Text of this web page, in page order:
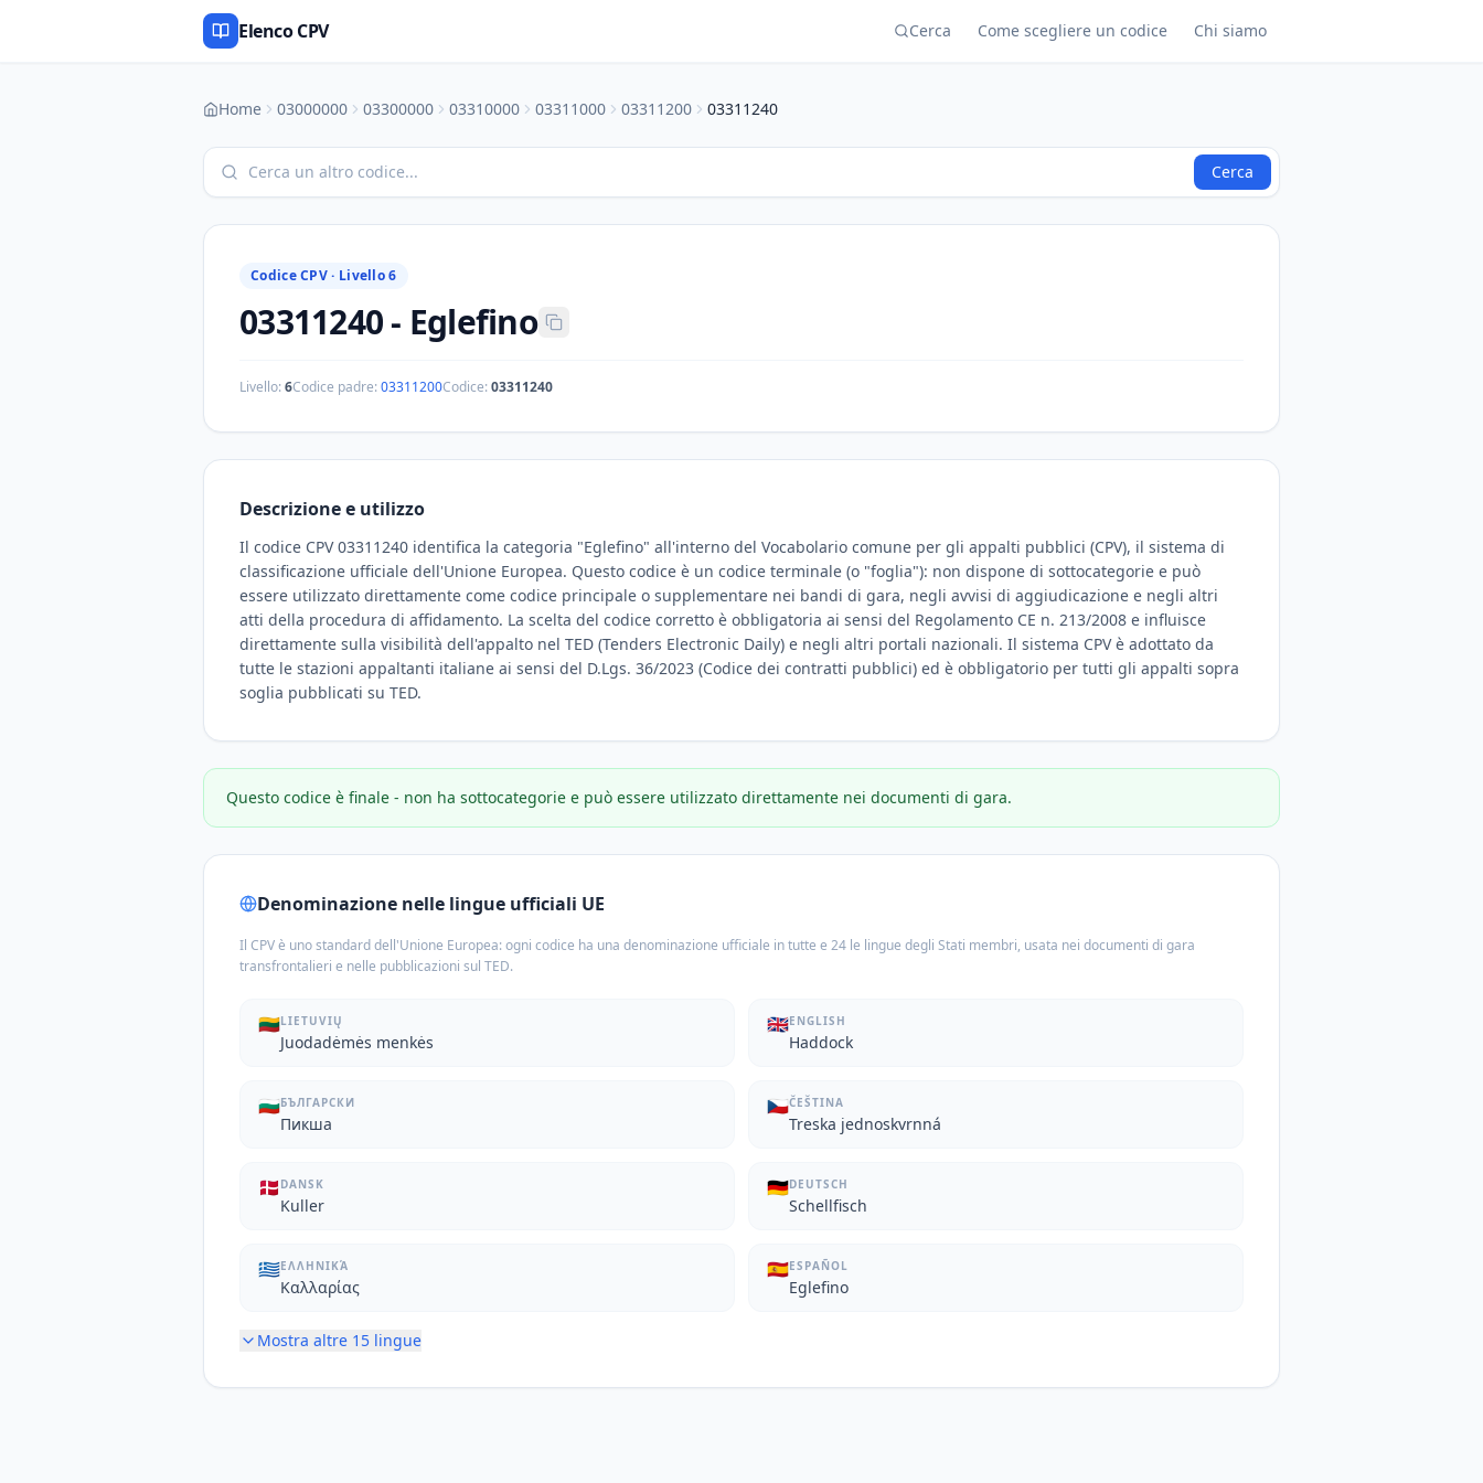
Elenco CPV Cerca Come scegliere un codice Chi siamo
Home 03000000 03300000 03310000 03311000 03311200 03311240
Cerca
Codice CPV · Livello 6
03311240- Eglefino
Livello:6Codice padre:03311200Codice:03311240
Descrizione e utilizzo
Il codice CPV 03311240 identifica la categoria "Eglefino" all'interno del Vocabolario comune per gli appalti pubblici (CPV), il sistema di
classificazione ufficiale dell'Unione Europea. Questo codice è un codice terminale (o "foglia"): non dispone di sottocategorie e può
essere utilizzato direttamente come codice principale o supplementare nei bandi di gara, negli avvisi di aggiudicazione e negli altri
atti della procedura di affidamento. La scelta del codice corretto è obbligatoria ai sensi del Regolamento CE n. 213/2008 e influisce
direttamente sulla visibilità dell'appalto nel TED (Tenders Electronic Daily) e negli altri portali nazionali. Il sistema CPV è adottato da
tutte le stazioni appaltanti italiane ai sensi del D.Lgs. 36/2023 (Codice dei contratti pubblici) ed è obbligatorio per tutti gli appalti sopra
soglia pubblicati su TED.
Questo codice è finale - non ha sottocategorie e può essere utilizzato direttamente nei documenti di gara.
Denominazione nelle lingue ufficiali UE
Il CPV è uno standard dell'Unione Europea: ogni codice ha una denominazione ufficiale in tutte e 24 le lingue degli Stati membri, usata nei documenti di gara
transfrontalieri e nelle pubblicazioni sul TED.
🇱🇹LIETUVIŲ
Juodadėmės menkės
🇬🇧ENGLISH
Haddock
🇧🇬БЪЛГАРСКИ
Пикша
🇨🇿ČEŠTINA
Treska jednoskvrnná
🇩🇰 DANSK
Kuller
🇩🇪DEUTSCH
Schellfisch
🇬🇷ΕΛΛΗΝΙΚΆ
Καλλαρίας
🇪🇸ESPAÑOL
Eglefino
Mostra altre 15 lingue